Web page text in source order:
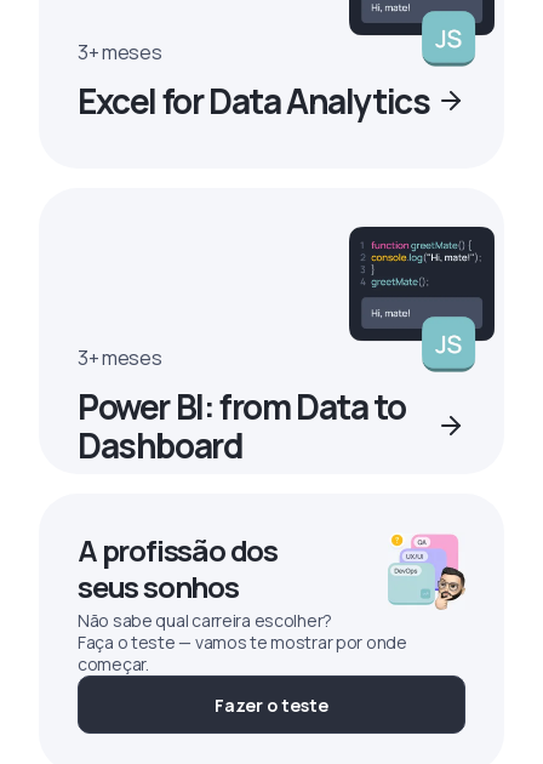
3+ meses
Excel for Data Analytics
3+ meses
Power BI: from Data to
Dashboard
A profissão dos
seus sonhos
Não sabe qual carreira escolher?
Faça o teste — vamos te mostrar por onde
começar.
Fazer o teste